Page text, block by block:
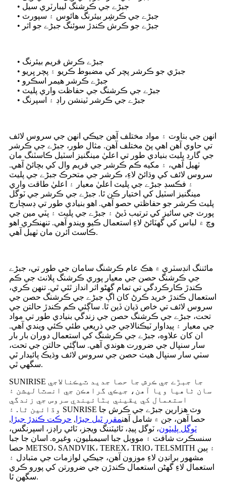
• جبڑے جي ڪرشنگ ليبارٽري سيل
• جبڑے جي ڪرشِر بيئرنگ هائوس ۽ سپورٽ
• جبڑے جو ڪرش ڪندڙ سوئنگ جبڑے جو اثر
• جبڑے ڪرش فريم بيئرنگ
• جبڙي جو ڪرشر پچر کي مضبوط ڪريو ۽ پچر ڀريو
• جبڑے ڪرشر هيمر اسڪرو
• جبڑے جي ڪرشنگ جي حفاظت واري پليٽ
• جبڑے جي ڪرشر ٽينشن راڊ ۽ اسپرنگ
انهن جي بناوت ۽ مواد مختلف آهن جيڪي انهن جي سروس لائف
تي حاوي آهن اهي پڻ مختلف آهن. مثال طور، جبڑے جي ڪرشر
جي گارڊ پليٽ بنيادي طور تي اعليٰ مينگنيز اسٽيل ڪاسٽنگ مان
ٺهيل آهي، ۽ مکيه ڪم ڪرشر جي فريم وال کي بچائڻ آهي.
سروس لائف کي وڌائڻ لاءِ، ڪرشر جي متحرڪ جبڑے جي پليٽ
۽ فڪسڊ جبڑے جي پليٽ اعليٰ معيار ۽ اعليٰ طاقت واري
مينگنيز اسٽيل کي اختيار ڪن ٿا. جبڑے جي ڪرشر جي ٽوگل
پليٽ ڪرشر جو حفاظتي حصو آهي. اهو بنيادي طور تي ڊسچارج
پورٽ جي سائيز کي ترتيب ڏيڻ ۽ جبڑے جي پليٽ ۽ پٽي مين جي
وچ ۾ لباس کي گهٽائڻ لاءِ استعمال ڪيو ويندو آهي. تنهنڪري اهو
ڪاسٽ آئرن مان ٺهيل آهي.
مائننگ انڊسٽري ۾ هڪ عام ڪرشنگ سامان جي طور تي، جبڑے
جي ڪرشنگ حصن جي معيار پوري ڪرشنگ پلانٽ جي ڪم
ڪندڙ ڪارڪردگي تي تمام گهڻو اثر انداز ٿئي ٿي. تنهن ڪري،
استعمال ڪندڙ خريد ڪرڻ کان اڳ جبڑے جي ڪرشنگ حصن جي
سروس لائف تي خاص ڌيان ڏين ٿا. ساڳئي ڪم ڪندڙ حالتن جي
تحت، جبڑے جي ڪرشنگ حصن جي زندگي بنيادي طور تي مواد
جي معيار ۽ پيداوار ٽيڪنالاجي جي ذريعي طئي ڪئي ويندي آهي.
ان کان علاوه، جبڑے جي ڪرشنگ کي استعمال دوران بار بار
سار سنڀال جي ضرورت هوندي آهي. ساڳئي حالتن جي تحت،
سٺي سار سنڀال هيٺ حصن جي سروس لائف وڌيڪ پائيدار ٿي
سگهي ٿي.
SUNIRISE جا جبڑے جي ڪرش جا حصا جديد ٽيڪنالاجي
سان ٺاهيا ويا آهن، جيڪي گراهڪن جي انسٽاليشن ۽
استعمال کي يقيني بڻائيندي سروس جي زندگي
وڌائين ٿا. ۽ SUNRISE وٽ هزارين جبڑے جي ڪرش جا
حصا آهن، جن ۾ شامل آهنمقرر ٿيل جبڙا , حرڪت ڪندڙ جبڙا ,
ٽوگل پليٽون، ٽوگل پيڊ، ٽائيٽننگ ويجز، ٽائي راڊز، اسپرنگس،
سنسڪرت شافٽ ۽ مووبل جبا اسيمبليون، وغيره. اسان جا جبا
حصا METSO، SANDVIK، TEREX، TRIO، TELSMITH ۽ ٻين
مشهور برانڊن لاءِ موزون آهن، جيڪي لوازمات جي متبادل ۽
استعمال لاءِ گھڻن استعمال ڪندڙن جي ضرورتن کي پورو ڪري
سگهن ٿا.